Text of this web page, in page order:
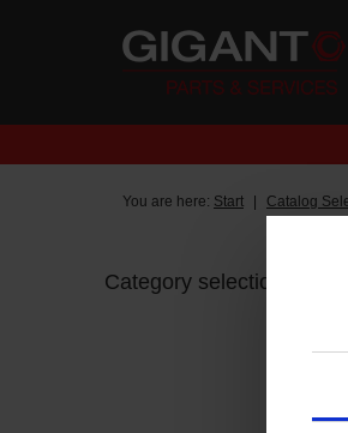
You are here: Start Catalog
Category selection